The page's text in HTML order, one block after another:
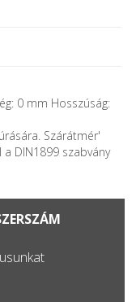
0 mm Hosszúság:
Szárátmér'
DIN1899 szabvány